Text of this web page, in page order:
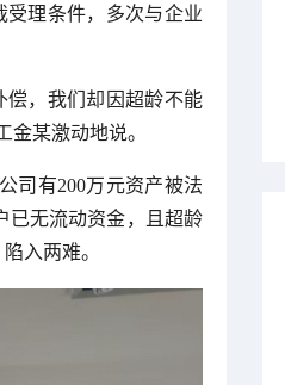
受理条件，多次与企业
偿，我们却因超龄不能
某激动地说。
司有200万元资产被法
已无流动资金，且超龄
入两难。